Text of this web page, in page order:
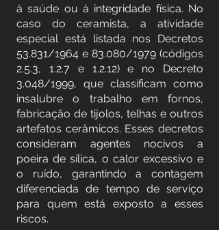
à saúde ou à integridade física. No
caso do ceramista, a atividade
especial está listada nos Decretos
53.831/1964 e 83.080/1979 (códigos
2.5.3, 1.2.7 e 1.2.12) e no Decreto
3.048/1999, que classificam como
insalubre o trabalho em fornos,
fabricação de tijolos, telhas e outros
artefatos cerâmicos. Esses decretos
consideram agentes nocivos a
poeira de sílica, o calor excessivo e
o ruído, garantindo a contagem
diferenciada de tempo de serviço
para quem está exposto a esses
riscos.